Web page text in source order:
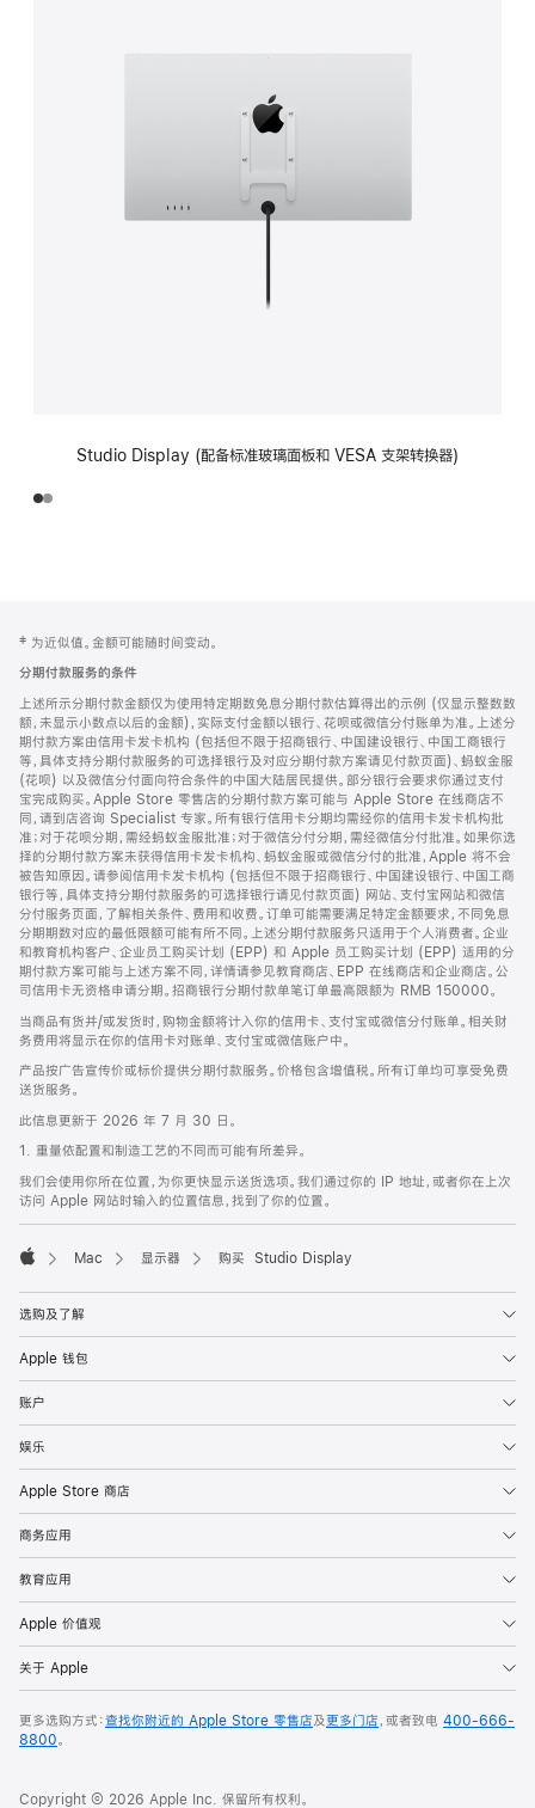
Studio Display (配备标准玻璃面板和 VESA 支架转换器)
页
页
脚
注
‡ 为近似值。金额可能随时间变动。
分期付款服务的条件
上述所示分期付款金额仅为使用特定期数免息分期付款估算得出的示例 (仅显示整数数
额，未显示小数点以后的金额)，实际支付金额以银行、花呗或微信分付账单为准。上述分
期付款方案由信用卡发卡机构 (包括但不限于招商银行、中国建设银行、中国工商银行
等，具体支持分期付款服务的可选择银行及对应分期付款方案请见付款页面)、蚂蚁金服
(花呗) 以及微信分付面向符合条件的中国大陆居民提供。部分银行会要求你通过支付
宝完成购买。Apple Store 零售店的分期付款方案可能与 Apple Store 在线商店不
同，请到店咨询 Specialist 专家。所有银行信用卡分期均需经你的信用卡发卡机构批
准；对于花呗分期，需经蚂蚁金服批准；对于微信分付分期，需经微信分付批准。如果你选
择的分期付款方案未获得信用卡发卡机构、蚂蚁金服或微信分付的批准，Apple 将不会
被告知原因。请参阅信用卡发卡机构 (包括但不限于招商银行、中国建设银行、中国工商
银行等，具体支持分期付款服务的可选择银行请见付款页面) 网站、支付宝网站和微信
分付服务页面，了解相关条件、费用和收费。订单可能需要满足特定金额要求，不同免息
分期期数对应的最低限额可能有所不同。上述分期付款服务只适用于个人消费者。企业
和教育机构客户、企业员工购买计划 (EPP) 和 Apple 员工购买计划 (EPP) 适用的分
期付款方案可能与上述方案不同，详情请参见教育商店、EPP 在线商店和企业商店。公
司信用卡无资格申请分期。招商银行分期付款单笔订单最高限额为 RMB 150000。
当商品有货并/或发货时，购物金额将计入你的信用卡、支付宝或微信分付账单。相关财
务费用将显示在你的信用卡对账单、支付宝或微信账户中。
产品按广告宣传价或标价提供分期付款服务。价格包含增值税。所有订单均可享受免费
送货服务。
此信息更新于 2026 年 7 月 30 日。
1. 重量依配置和制造工艺的不同而可能有所差异。
我们会使用你所在位置，为你更快显示送货选项。我们通过你的 IP 地址，或者你在上次
访问 Apple 网站时输入的位置信息，找到了你的位置。
Mac 显示器 购买 Studio Display
选购及了解
Apple 钱包
账户
娱乐
Apple Store 商店
商务应用
教育应用
Apple 价值观
关于 Apple
更多选购方式：查找你附近的 Apple Store 零售店及更多门店，或者致电 400-666-
8800。
Copyright © 2026 Apple Inc. 保留所有权利。